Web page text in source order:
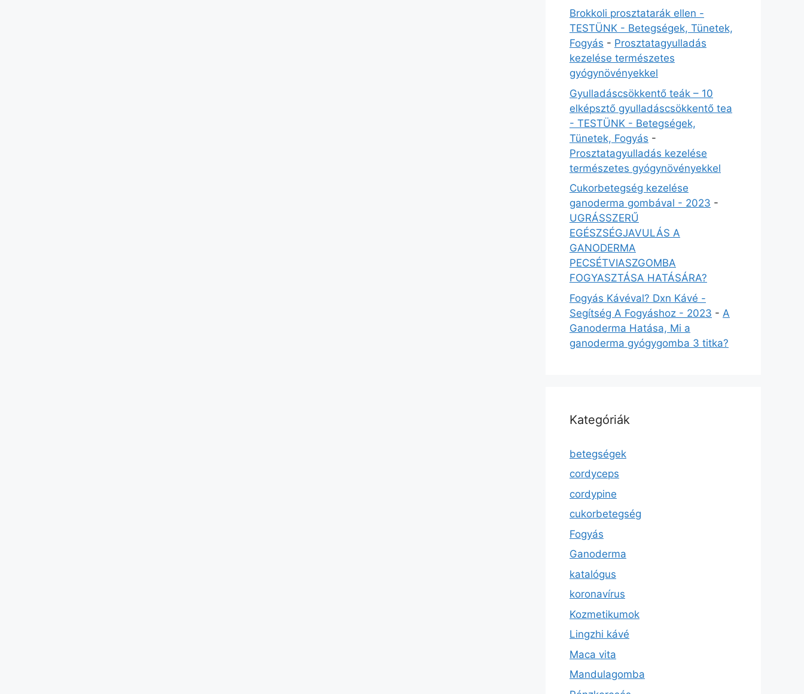
Brokkoli prosztatarák ellen -
TESTÜNK - Betegségek, Tünetek,
Fogyás - Prosztatagyulladás
kezelése természetes
gyógynövényekkel
Gyulladáscsökkentő teák – 10
elképsztő gyulladáscsökkentő tea
- TESTÜNK - Betegségek,
Tünetek, Fogyás -
Prosztatagyulladás kezelése
természetes gyógynövényekkel
Cukorbetegség kezelése
ganoderma gombával - 2023 -
UGRÁSSZERŰ
EGÉSZSÉGJAVULÁS A
GANODERMA
PECSÉTVIASZGOMBA
FOGYASZTÁSA HATÁSÁRA?
Fogyás Kávéval? Dxn Kávé -
Segítség A Fogyáshoz - 2023 - A
Ganoderma Hatása, Mi a
ganoderma gyógygomba 3 titka?
Kategóriák
betegségek
cordyceps
cordypine
cukorbetegség
Fogyás
Ganoderma
katalógus
koronavírus
Kozmetikumok
Lingzhi kávé
Maca vita
Mandulagomba